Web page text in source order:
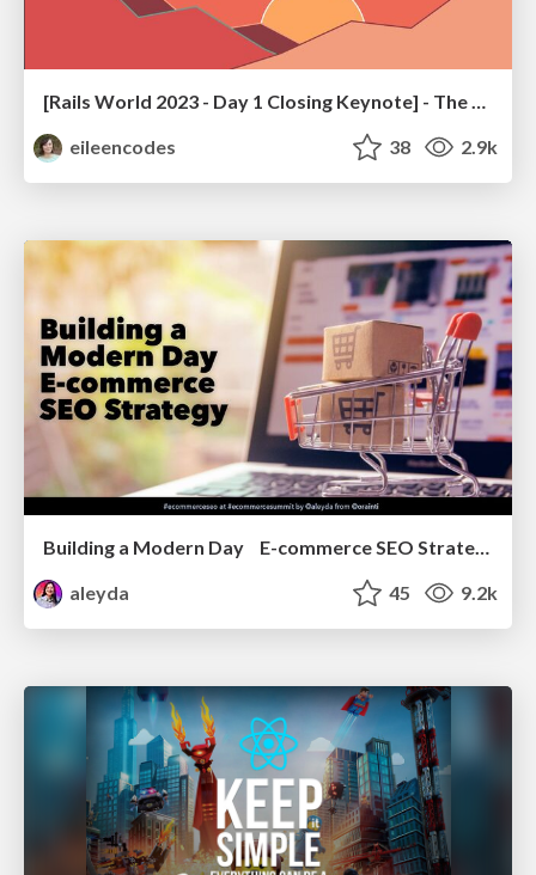
[Rails World 2023 - Day 1 Closing Keynote] - The Magic of Rails
eileencodes
38 2.9k
Building a Modern Day E-commerce SEO Strategy
aleyda
45 9.2k